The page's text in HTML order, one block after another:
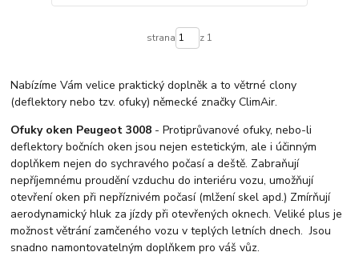
strana z 1
Nabízíme Vám velice praktický doplněk a to větrné clony
(deflektory nebo tzv. ofuky) německé značky ClimAir.
Ofuky oken Peugeot 3008 - Protiprůvanové ofuky, nebo-li
deflektory bočních oken jsou nejen estetickým, ale i účinným
doplňkem nejen do sychravého počasí a deště. Zabraňují
nepříjemnému proudění vzduchu do interiéru vozu, umožňují
otevření oken při nepříznivém počasí (mlžení skel apd.) Zmírňují
aerodynamický hluk za jízdy při otevřených oknech. Veliké plus je
možnost větrání zamčeného vozu v teplých letních dnech. Jsou
snadno namontovatelným doplňkem pro váš vůz.